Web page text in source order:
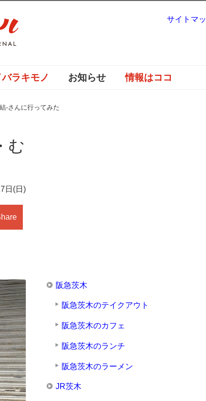
バラキモノ お知らせ 情報はココ
-さんに行ってみた
む
日(日)
阪急茨木
阪急茨木のテイクアウト
阪急茨木のカフェ
阪急茨木のランチ
阪急茨木のラーメン
JR茨木
サイトマ